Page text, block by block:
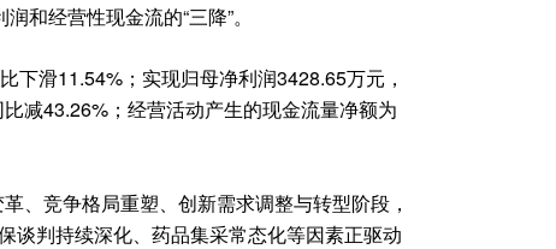
和经营性现金流的“三降”。
下滑11.54%；实现归母净利润3428.65万元，
减43.26%；经营活动产生的现金流量净额为
、竞争格局重塑、创新需求调整与转型阶段，
谈判持续深化、药品集采常态化等因素正驱动